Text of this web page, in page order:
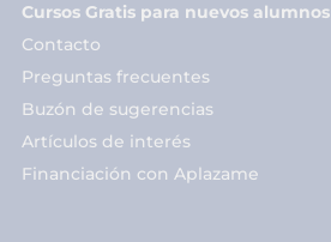
Cursos Gratis para nuevos alumnos
Contacto
Preguntas frecuentes
Buzón de sugerencias
Artículos de interés
Financiación con Aplazame